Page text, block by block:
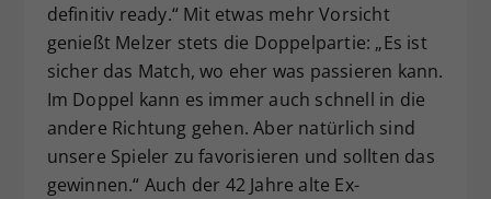
definitiv ready.“ Mit etwas mehr Vorsicht
genießt Melzer stets die Doppelpartie: „Es ist
sicher das Match, wo eher was passieren kann.
Im Doppel kann es immer auch schnell in die
andere Richtung gehen. Aber natürlich sind
unsere Spieler zu favorisieren und sollten das
gewinnen.“ Auch der 42 Jahre alte Ex-